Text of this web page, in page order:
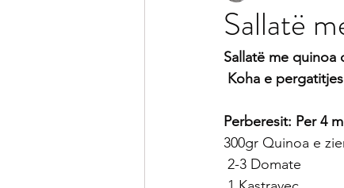
Sallata Pije
Receta per Femije Keshilla
Sallatë
Sallatë me quinoa
Koha e
Perberesit: Per 4
300gr Quinoa e
2-3 Domate